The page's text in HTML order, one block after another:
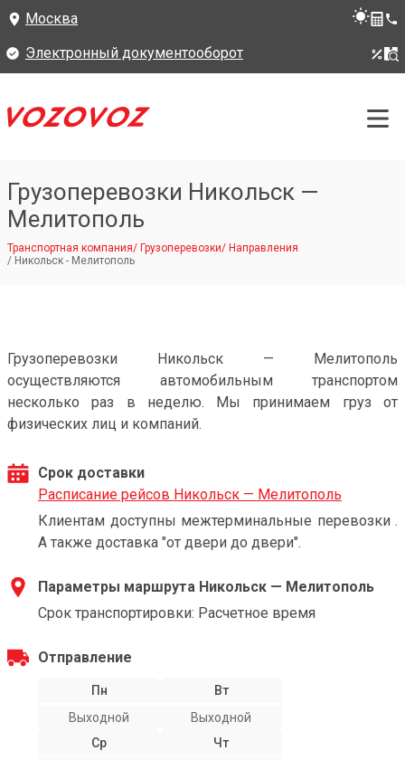
Москва
Электронный документооборот
Грузоперевозки Никольск —
Мелитополь
Транспортная компания/ Грузоперевозки/ Направления
/ Никольск - Мелитополь
Грузоперевозки Никольск — Мелитополь
осуществляются автомобильным транспортом
несколько раз в неделю. Мы принимаем груз от
физических лиц и компаний.
Срок доставки
Расписание рейсов Никольск — Мелитополь
Клиентам доступны межтерминальные перевозки .
А также доставка "от двери до двери".
Параметры маршрута Никольск — Мелитополь
Срок транспортировки: Расчетное время
Отправление
Пн
Выходной
Вт
Выходной
Ср
Чт